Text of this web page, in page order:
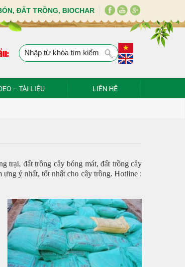
ĐẤT TRỒNG, BIOCHAR
– TÀI LIỆU LIÊN HỆ
trại, đất trồng cây bóng mát, đất trồng cây
ý nhất, tốt nhất cho cây trồng. Hotline :